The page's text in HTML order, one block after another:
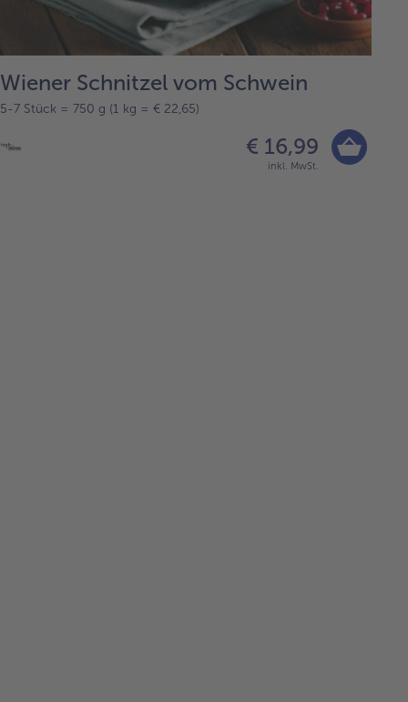
Wiener Schnitzel vom Schwein
5-7 Stück = 750 g (1 kg = € 22,65)
€ 16,99
inkl. MwSt.